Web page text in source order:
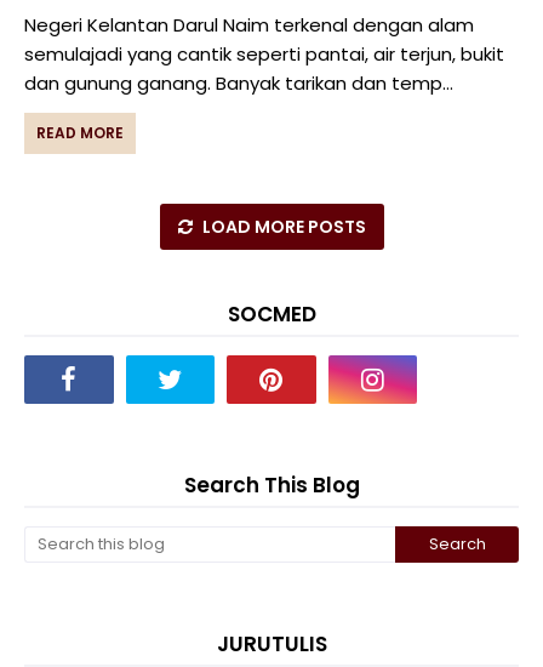
Negeri Kelantan Darul Naim terkenal dengan alam
semulajadi yang cantik seperti pantai, air terjun, bukit
dan gunung ganang. Banyak tarikan dan temp…
READ MORE
LOAD MORE POSTS
SOCMED
Search This Blog
JURUTULIS